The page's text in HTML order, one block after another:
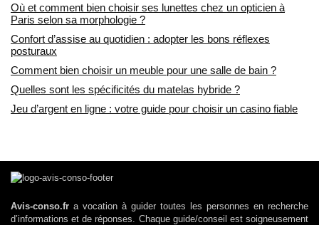
Où et comment bien choisir ses lunettes chez un opticien à
Paris selon sa morphologie ?
Confort d’assise au quotidien : adopter les bons réflexes
posturaux
Comment bien choisir un meuble pour une salle de bain ?
Quelles sont les spécificités du matelas hybride ?
Jeu d’argent en ligne : votre guide pour choisir un casino fiable
Avis-conso.fr a vocation à guider toutes les personnes en recherche
d’informations et de réponses. Chaque guide/conseil est soigneusement